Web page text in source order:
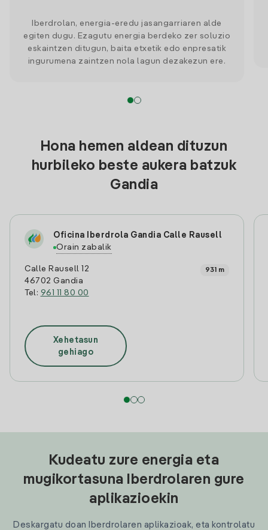
Iberdrolan, energia-eredu jasangarriaren alde
egiten dugu. Ezagutu energia berdeko zer soluzio
eskaintzen ditugun, baita etxetik edo enpresatik
ingurumena zaintzen nola lagun dezakezun ere.
Hona hemen aldean dituzun
hurbileko beste aukera batzuk
Gandia
Oficina Iberdrola Gandia Calle Rausell
Orain zabalik
Calle Rausell 12
46702 Gandia
Tel: 961 11 80 00
931 m
Xehetasun
gehiago
Kudeatu zure energia eta
mugikortasuna Iberdrolaren gure
aplikazioekin
Deskargatu doan Iberdrolaren aplikazioak, eta kontrolatu